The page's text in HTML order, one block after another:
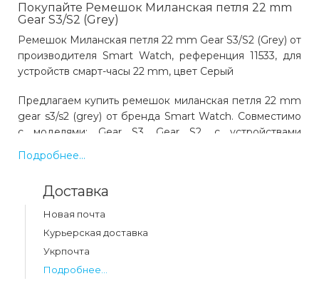
Покупайте Ремешок Миланская петля 22 mm
Gear S3/S2 (Grey)
Ремешок Миланская петля 22 mm Gear S3/S2 (Grey) от
производителя Smart Watch, референция 11533, для
устройств смарт-часы 22 mm, цвет Серый
Предлагаем купить ремешок миланская петля 22 mm
gear s3/s2 (grey) от бренда Smart Watch. Совместимо
с моделями: Gear S3, Gear S2, с устройствами
производства Samsung. Цвет: серый. Код товара 11533.
Выгодная цена и быстрая доставка по Украине.
Какая цена на ремешок миланская петля 22
mm gear s3/s2 (grey)?
Цена на ремешок миланская петля 22 mm gear s3/s2
(grey) составляет 194 грн.
Подробнее...
Доставка
Новая почта
Курьерская доставка
Укрпочта
Подробнее...